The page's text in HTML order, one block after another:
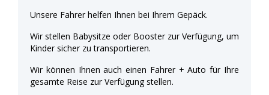
Unsere Fahrer helfen Ihnen bei Ihrem Gepäck.
Wir stellen Babysitze oder Booster zur Verfügung, um
Kinder sicher zu transportieren.
Wir können Ihnen auch einen Fahrer + Auto für Ihre
gesamte Reise zur Verfügung stellen.